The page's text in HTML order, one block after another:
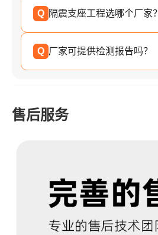
Q 隔震支座工程选哪个厂家？
Q 厂家可提供检测报告吗？
售后服务